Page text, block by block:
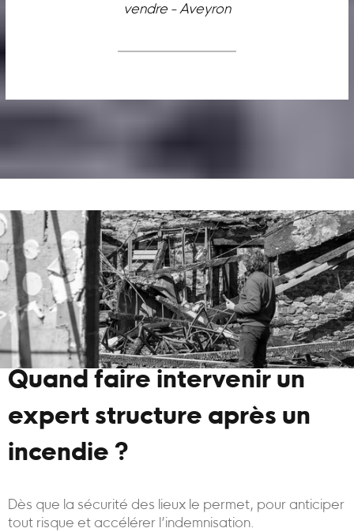
vendre - Aveyron
Quand faire intervenir un
expert structure après un
incendie ?
Dès que la sécurité des lieux le permet, pour anticiper
tout risque et accélérer l’indemnisation.